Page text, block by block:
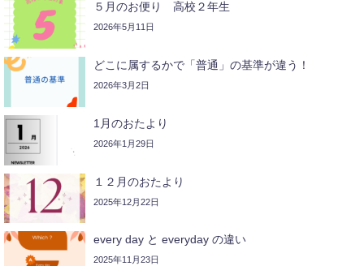
５月のお便り 高校２年生
2026年5月11日
どこに属するかで「普通」の基準が違う！
2026年3月2日
1月のおたより
2026年1月29日
１２月のおたより
2025年12月22日
every day と everyday の違い
2025年11月23日